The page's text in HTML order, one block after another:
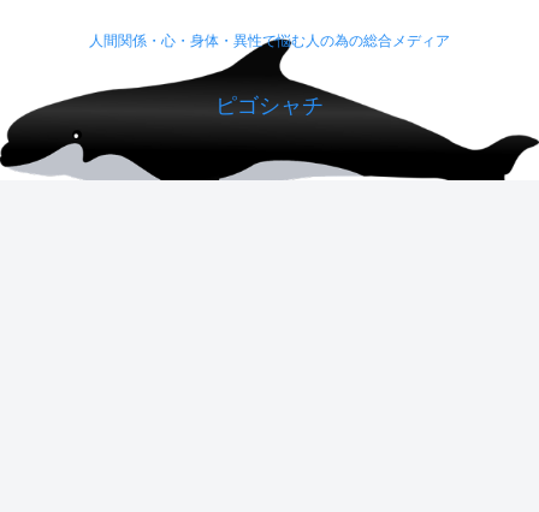
人間関係・心・身体・異性で悩む人の為の総合メディア
ピゴシャチ